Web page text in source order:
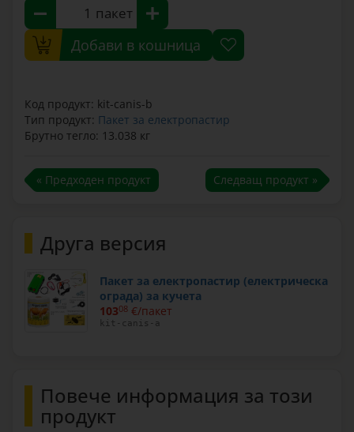
пакет
Добави в кошница
Код продукт: kit-canis-b
Тип продукт: Пакет за електропастир
Брутно тегло: 13.038 кг
« Предходен продукт Следващ продукт »
Друга версия
Пакет за електропастир (електрическа
ограда) за кучета
10308 €/пакет
kit-canis-a
Повече информация за този
продукт